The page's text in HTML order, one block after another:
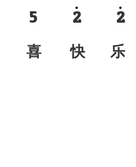
5 2 2
喜 快